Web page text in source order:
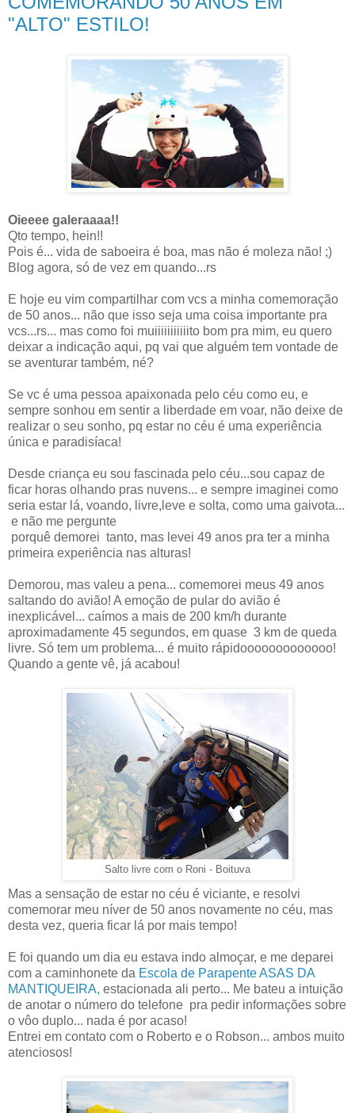
"ALTO" ESTILO!
Oieeee galeraaaa!!
Qto tempo, hein!!
Pois é... vida de saboeira é boa, mas não é moleza não! ;)
Blog agora, só de vez em quando...rs
E hoje eu vim compartilhar com vcs a minha comemoração
de 50 anos... não que isso seja uma coisa importante pra
vcs...rs... mas como foi muiiiiiiiiiiito bom pra mim, eu quero
deixar a indicação aqui, pq vai que alguém tem vontade de
se aventurar também, né?
Se vc é uma pessoa apaixonada pelo céu como eu, e
sempre sonhou em sentir a liberdade em voar, não deixe de
realizar o seu sonho, pq estar no céu é uma experiência
única e paradisíaca!
Desde criança eu sou fascinada pelo céu...sou capaz de
ficar horas olhando pras nuvens... e sempre imaginei como
seria estar lá, voando, livre,leve e solta, como uma gaivota...
e não me pergunte
porquê demorei tanto, mas levei 49 anos pra ter a minha
primeira experiência nas alturas!
Demorou, mas valeu a pena... comemorei meus 49 anos
saltando do avião! A emoção de pular do avião é
inexplicável... caímos a mais de 200 km/h durante
aproximadamente 45 segundos, em quase 3 km de queda
livre. Só tem um problema... é muito rápidooooooooooooo!
Quando a gente vê, já acabou!
Salto livre com o Roni - Boituva
Mas a sensação de estar no céu é viciante, e resolvi
comemorar meu níver de 50 anos novamente no céu, mas
desta vez, queria ficar lá por mais tempo!
E foi quando um dia eu estava indo almoçar, e me deparei
com a caminhonete da Escola de Parapente ASAS DA
MANTIQUEIRA, estacionada ali perto... Me bateu a intuição
de anotar o número do telefone pra pedir informações sobre
o vôo duplo... nada é por acaso!
Entrei em contato com o Roberto e o Robson... ambos muito
atenciosos!